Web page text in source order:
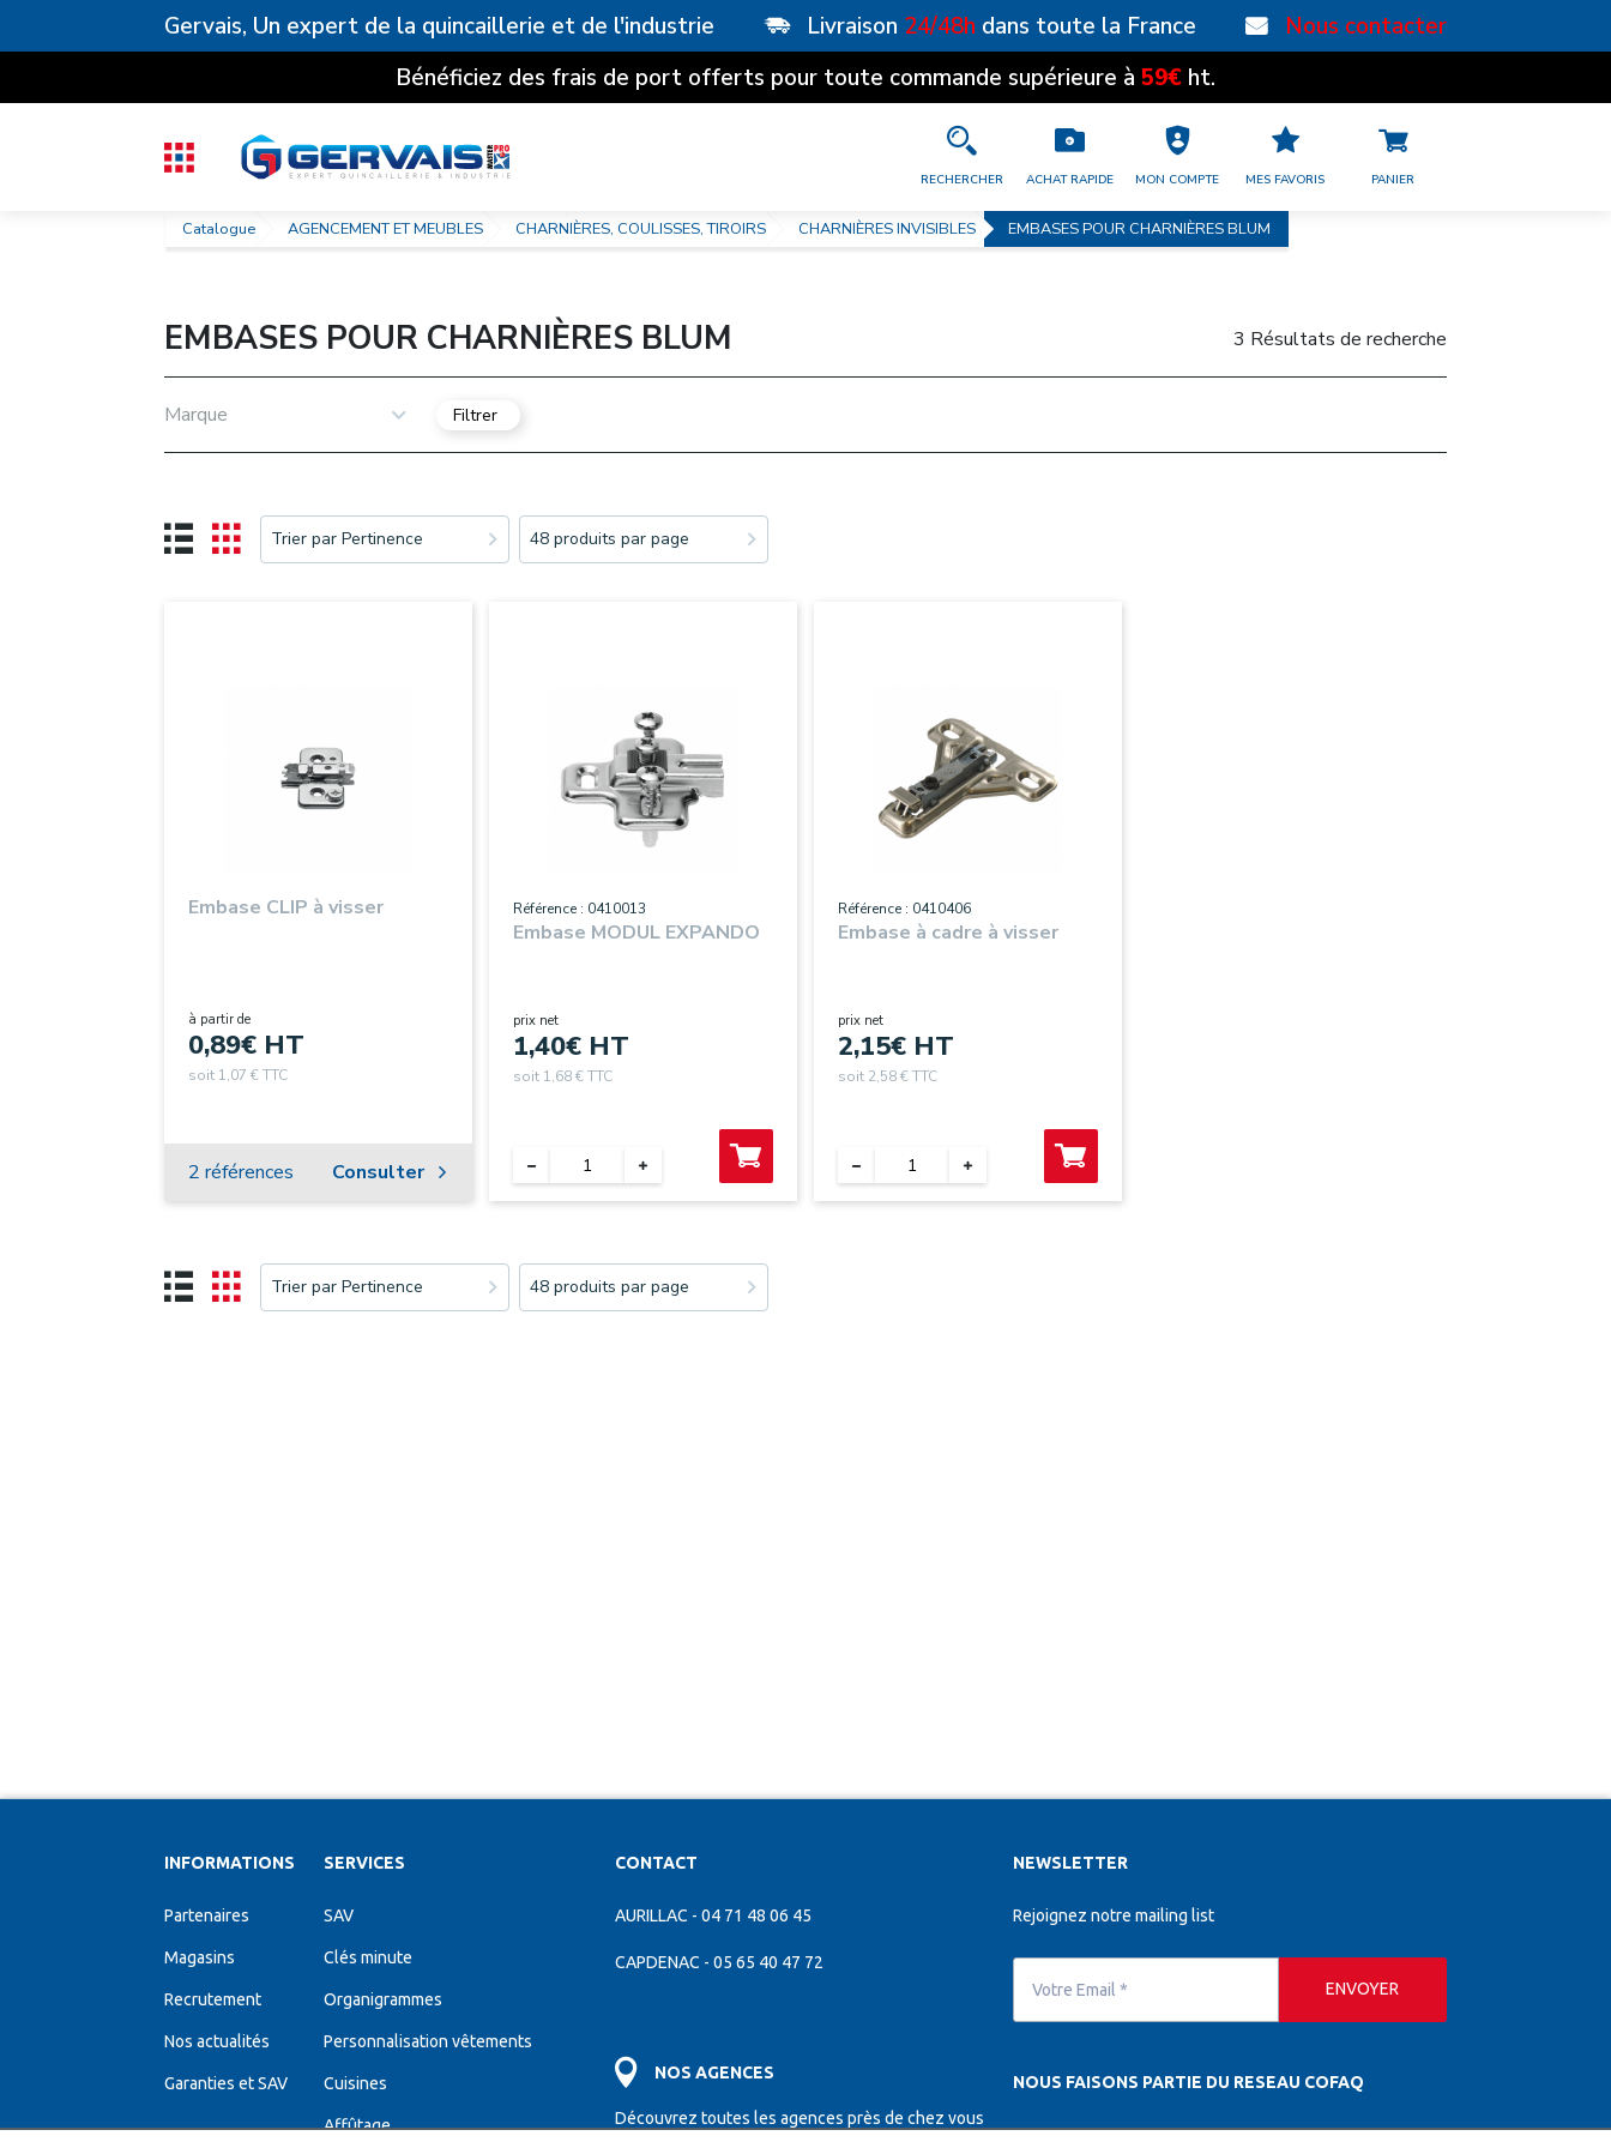
Gervais, Un expert de la quincaillerie et de l'industrie Livraison 24/48h dans toute la France
Nous contacter
Bénéficiez des frais de port offerts pour toute commande supérieure à 59€ ht.
RECHERCHER ACHAT RAPIDE MON COMPTE MES FAVORIS PANIER
Catalogue AGENCEMENT ET MEUBLES CHARNIÈRES, COULISSES, TIROIRS CHARNIÈRES INVISIBLES EMBASES POUR CHARNIÈRES BLUM
EMBASES POUR CHARNIÈRES BLUM 3 Résultats de recherche
Marque Filtrer
Trier par Pertinence 48 produits par page
Embase CLIP à visser
à partir de
0,89€ HT
soit 1,07 € TTC
2 références Consulter
Référence : 0410013
Embase MODUL EXPANDO
prix net
1,40€ HT
soit 1,68 € TTC
Référence : 0410406
Embase à cadre à visser
prix net
2,15€ HT
soit 2,58 € TTC
Trier par Pertinence 48 produits par page
INFORMATIONS
Partenaires
Magasins
Recrutement
Nos actualités
Garanties et SAV
SERVICES
SAV
Clés minute
Organigrammes
Personnalisation vêtements
Cuisines
Affûtage
CONTACT
AURILLAC - 04 71 48 06 45
CAPDENAC - 05 65 40 47 72
NOS AGENCES
Découvrez toutes les agences près de chez vous
NEWSLETTER
Rejoignez notre mailing list
ENVOYER
NOUS FAISONS PARTIE DU RESEAU COFAQ